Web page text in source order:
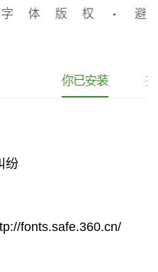
纷
fonts.safe.360.cn/